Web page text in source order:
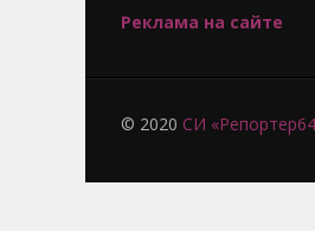
Реклама на сайте
© 2020 СИ